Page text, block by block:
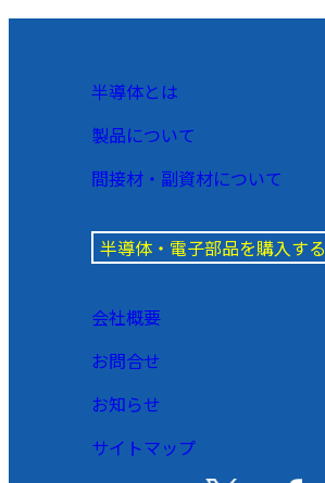
半導体とは
製品について
間接材・副資材について
半導体・電子部品を購入する
会社概要
お問合せ
お知らせ
サイトマップ